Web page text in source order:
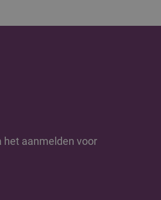
het aanmelden voor